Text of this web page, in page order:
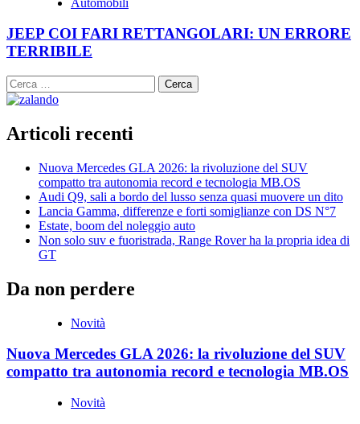
JEEP COI FARI RETTANGOLARI: UN ERRORE
TERRIBILE
Ricerca
per:
Articoli recenti
Nuova Mercedes GLA 2026: la rivoluzione del SUV
compatto tra autonomia record e tecnologia MB.OS
Audi Q9, sali a bordo del lusso senza quasi muovere un dito
Lancia Gamma, differenze e forti somiglianze con DS N°7
Estate, boom del noleggio auto
Non solo suv e fuoristrada, Range Rover ha la propria idea di
GT
Da non perdere
Novità
Nuova Mercedes GLA 2026: la rivoluzione del SUV
compatto tra autonomia record e tecnologia MB.OS
Novità